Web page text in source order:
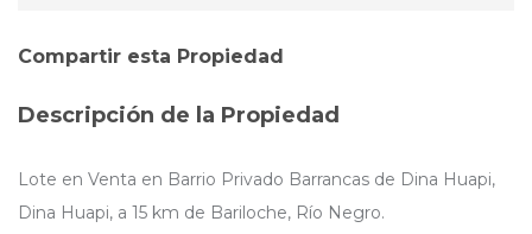
Compartir esta Propiedad
Descripción de la Propiedad
Lote en Venta en Barrio Privado Barrancas de Dina Huapi,
Dina Huapi, a 15 km de Bariloche, Río Negro.